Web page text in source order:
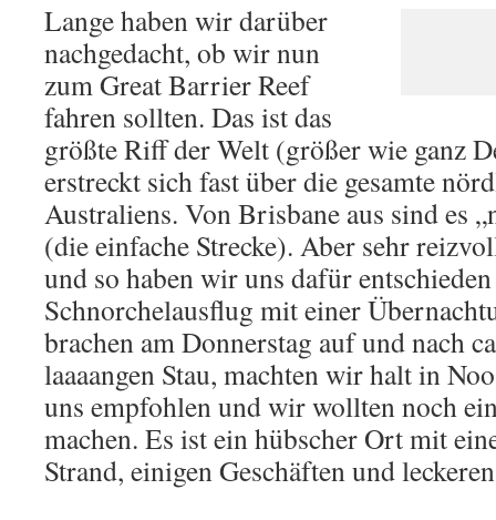
Lange haben wir darüber
nachgedacht, ob wir nun
zum Great Barrier Reef
fahren sollten. Das ist das
größte Riff der Welt (größer wie ganz
erstreckt sich fast über die gesamte
Australiens. Von Brisbane aus sind es
(die einfache Strecke). Aber sehr
und so haben wir uns dafür
Schnorchelausflug mit einer
brachen am Donnerstag auf und nach
laaaangen Stau, machten wir halt in
uns empfohlen und wir wollten noch
machen. Es ist ein hübscher Ort mit
Strand, einigen Geschäften und